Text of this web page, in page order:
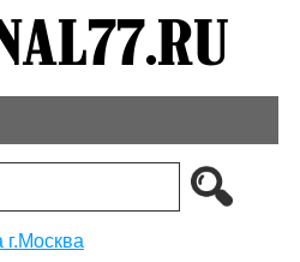
г.Москва